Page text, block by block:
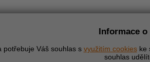
Informace
potřebuje Váš souhlas s využitím cookieske
souhlas